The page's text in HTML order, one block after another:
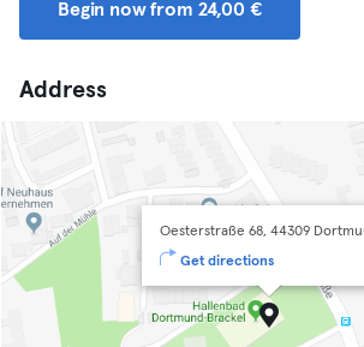
Begin now from 24,00 €
Address
Oesterstraße 68, 44309
Get directions